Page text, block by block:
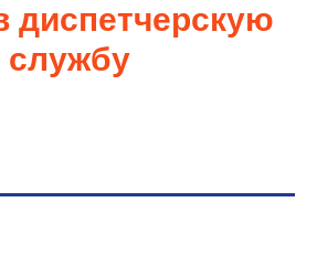
диспетчерскую
службу